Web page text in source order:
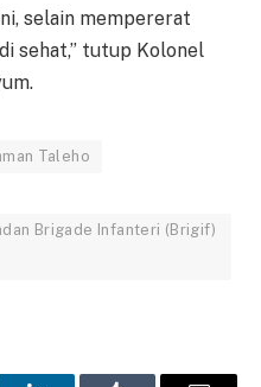
selain mempererat
sehat,” tutup Kolonel
Taleho
Brigade Infanteri (Brigif)